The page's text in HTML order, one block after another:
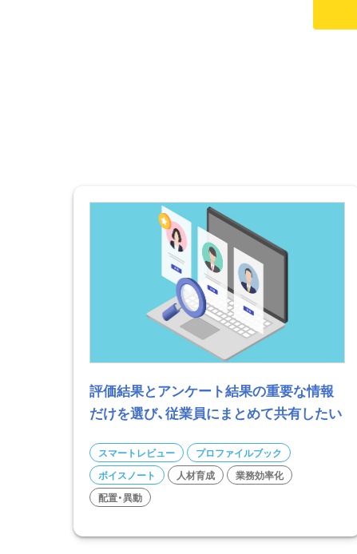
評価結果とアンケート結果の重要な情報
だけを選び、従業員にまとめて共有したい
スマートレビュー
プロファイルブック
ボイスノート
人材育成
業務効率化
配置・異動